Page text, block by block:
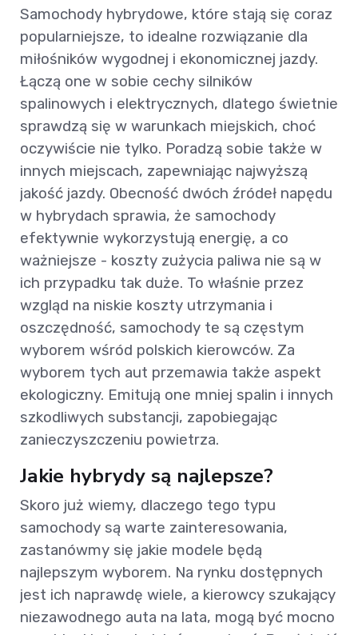
Samochody hybrydowe, które stają się coraz
popularniejsze, to idealne rozwiązanie dla
miłośników wygodnej i ekonomicznej jazdy.
Łączą one w sobie cechy silników
spalinowych i elektrycznych, dlatego świetnie
sprawdzą się w warunkach miejskich, choć
oczywiście nie tylko. Poradzą sobie także w
innych miejscach, zapewniając najwyższą
jakość jazdy. Obecność dwóch źródeł napędu
w hybrydach sprawia, że samochody
efektywnie wykorzystują energię, a co
ważniejsze - koszty zużycia paliwa nie są w
ich przypadku tak duże. To właśnie przez
wzgląd na niskie koszty utrzymania i
oszczędność, samochody te są częstym
wyborem wśród polskich kierowców. Za
wyborem tych aut przemawia także aspekt
ekologiczny. Emitują one mniej spalin i innych
szkodliwych substancji, zapobiegając
zanieczyszczeniu powietrza.
Jakie hybrydy są najlepsze?
Skoro już wiemy, dlaczego tego typu
samochody są warte zainteresowania,
zastanówmy się jakie modele będą
najlepszym wyborem. Na rynku dostępnych
jest ich naprawdę wiele, a kierowcy szukający
niezawodnego auta na lata, mogą być mocno